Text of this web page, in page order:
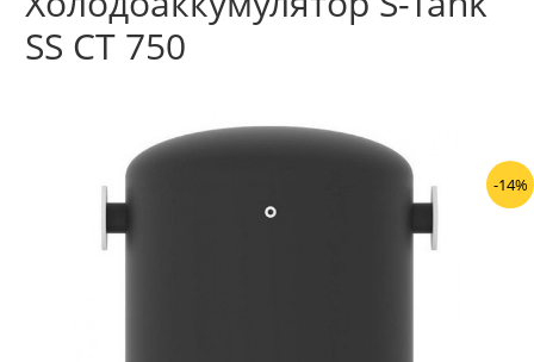
SS CT 750
-14%